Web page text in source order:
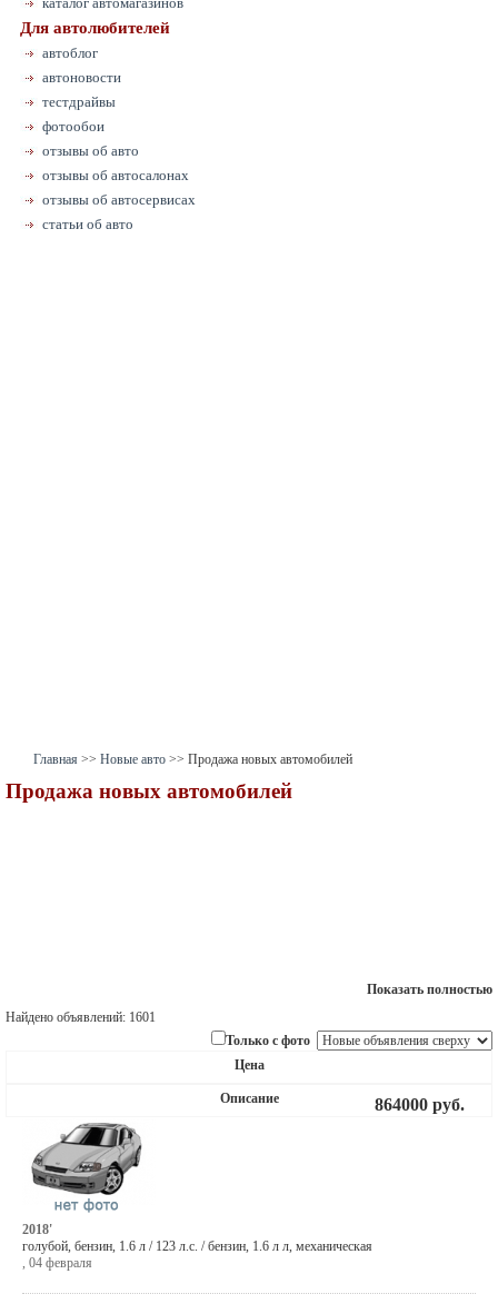
Для автолюбителей
автоблог
автоновости
тестдрайвы
фотообои
отзывы об авто
отзывы об автосалонах
отзывы об автосервисах
статьи об авто
Главная >> Новые авто >> Продажа новых автомобилей
Продажа новых автомобилей
Показать полностью
Найдено объявлений: 1601
Только с фото
Цена
Описание 864000 руб.
2018'
голубой, бензин, 1.6 л / 123 л.с. / бензин, 1.6 л л, механическая
, 04 февраля